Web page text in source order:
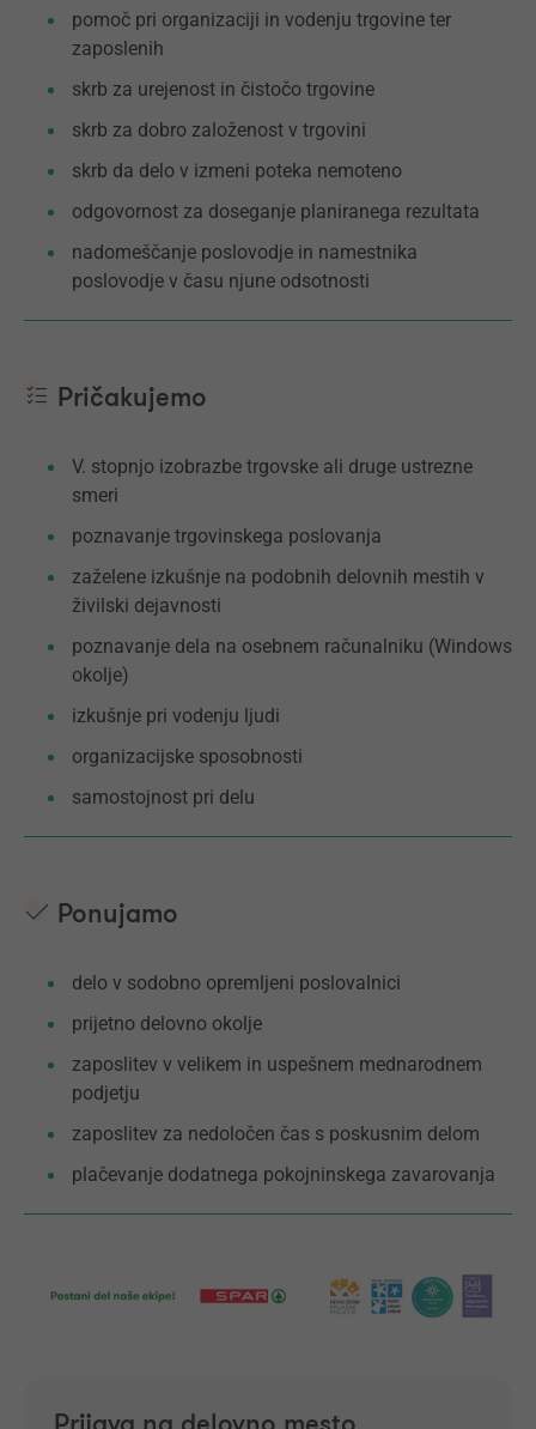
pomoč pri organizaciji in vodenju trgovine ter
zaposlenih
skrb za urejenost in čistočo trgovine
skrb za dobro založenost v trgovini
skrb da delo v izmeni poteka nemoteno
odgovornost za doseganje planiranega rezultata
nadomeščanje poslovodje in namestnika
poslovodje v času njune odsotnosti
Pričakujemo
V. stopnjo izobrazbe trgovske ali druge ustrezne
smeri
poznavanje trgovinskega poslovanja
zaželene izkušnje na podobnih delovnih mestih v
živilski dejavnosti
poznavanje dela na osebnem računalniku (Windows
okolje)
izkušnje pri vodenju ljudi
organizacijske sposobnosti
samostojnost pri delu
Ponujamo
delo v sodobno opremljeni poslovalnici
prijetno delovno okolje
zaposlitev v velikem in uspešnem mednarodnem
podjetju
zaposlitev za nedoločen čas s poskusnim delom
plačevanje dodatnega pokojninskega zavarovanja